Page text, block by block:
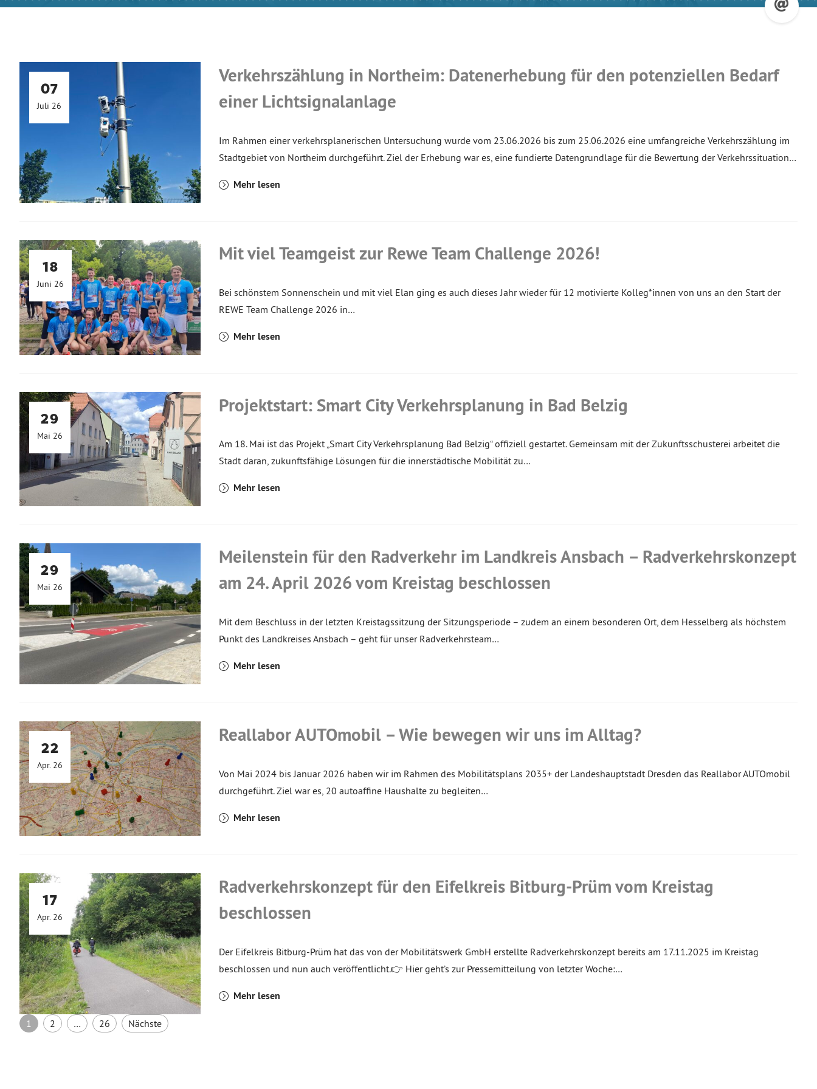
07
Juli 26
Verkehrszählung in Northeim: Datenerhebung für den potenziellen Bedarf
einer Lichtsignalanlage
Im Rahmen einer verkehrsplanerischen Untersuchung wurde vom 23.06.2026 bis zum 25.06.2026 eine umfangreiche Verkehrszählung im
Stadtgebiet von Northeim durchgeführt. Ziel der Erhebung war es, eine fundierte Datengrundlage für die Bewertung der Verkehrssituation…
Mehr lesen
18
Juni 26
Mit viel Teamgeist zur Rewe Team Challenge 2026!
Bei schönstem Sonnenschein und mit viel Elan ging es auch dieses Jahr wieder für 12 motivierte Kolleg*innen von uns an den Start der
REWE Team Challenge 2026 in…
Mehr lesen
29
Mai 26
Projektstart: Smart City Verkehrsplanung in Bad Belzig
Am 18. Mai ist das Projekt „Smart City Verkehrsplanung Bad Belzig“ offiziell gestartet. Gemeinsam mit der Zukunftsschusterei arbeitet die
Stadt daran, zukunftsfähige Lösungen für die innerstädtische Mobilität zu…
Mehr lesen
29
Mai 26
Meilenstein für den Radverkehr im Landkreis Ansbach – Radverkehrskonzept
am 24. April 2026 vom Kreistag beschlossen
Mit dem Beschluss in der letzten Kreistagssitzung der Sitzungsperiode – zudem an einem besonderen Ort, dem Hesselberg als höchstem
Punkt des Landkreises Ansbach – geht für unser Radverkehrsteam…
Mehr lesen
22
Apr. 26
Reallabor AUTOmobil – Wie bewegen wir uns im Alltag?
Von Mai 2024 bis Januar 2026 haben wir im Rahmen des Mobilitätsplans 2035+ der Landeshauptstadt Dresden das Reallabor AUTOmobil
durchgeführt. Ziel war es, 20 autoaffine Haushalte zu begleiten…
Mehr lesen
17
Apr. 26
Radverkehrskonzept für den Eifelkreis Bitburg-Prüm vom Kreistag
beschlossen
Der Eifelkreis Bitburg-Prüm hat das von der Mobilitätswerk GmbH erstellte Radverkehrskonzept bereits am 17.11.2025 im Kreistag
beschlossen und nun auch veröffentlicht.👉 Hier geht’s zur Pressemitteilung von letzter Woche:…
Mehr lesen
Seitennummerierung der Beiträge
1 2 … 26 Nächste